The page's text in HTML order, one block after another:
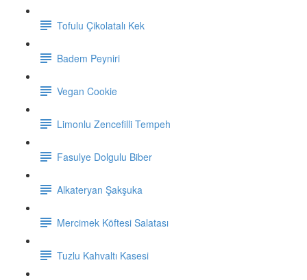
Tofulu Çikolatalı Kek
Badem Peyniri
Vegan Cookie
Limonlu Zencefilli Tempeh
Fasulye Dolgulu Biber
Alkateryan Şakşuka
Mercimek Köftesi Salatası
Tuzlu Kahvaltı Kasesi